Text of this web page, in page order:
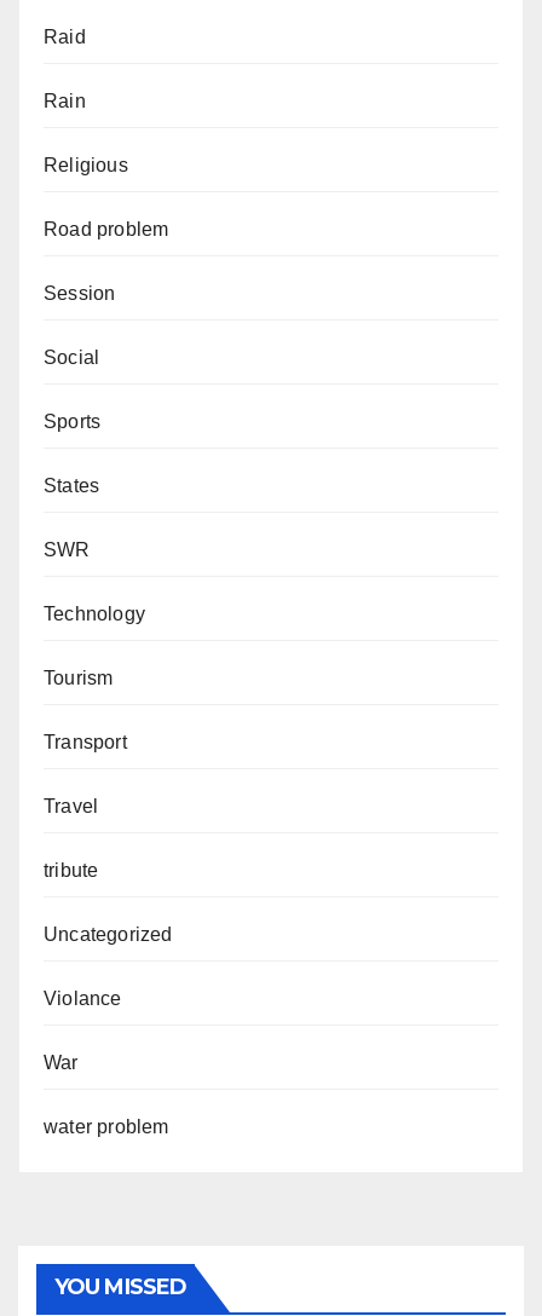
Raid
Rain
Religious
Road problem
Session
Social
Sports
States
SWR
Technology
Tourism
Transport
Travel
tribute
Uncategorized
Violance
War
water problem
YOU MISSED